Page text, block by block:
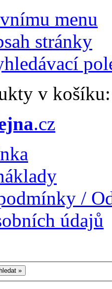
menu
stránky
v
.cz
/
údajů